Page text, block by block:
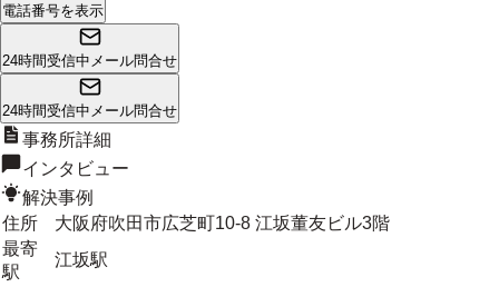
電話番号を表示
24時間受信中 メール問合せ
24時間受信中 メール問合せ
事務所詳細
インタビュー
解決事例
住所
大阪府吹田市広芝町10-8 江坂董友ビル3階
最寄
駅
江坂駅